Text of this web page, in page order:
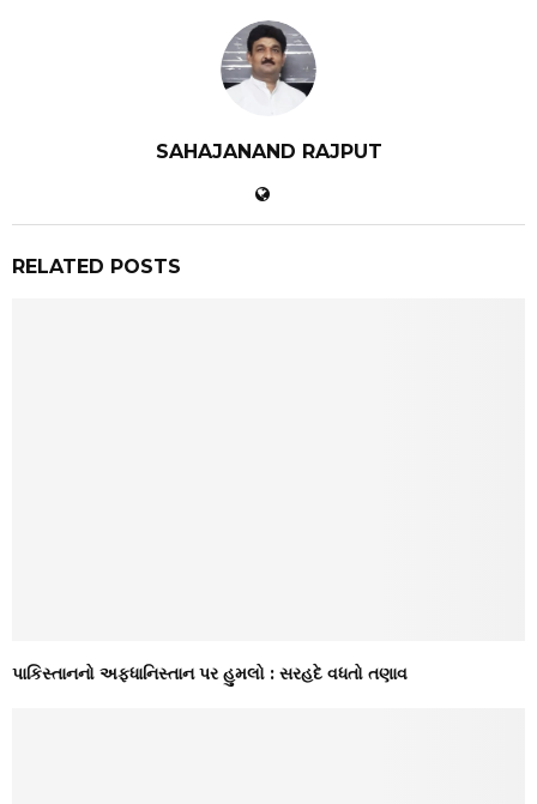
SAHAJANAND RAJPUT
RELATED POSTS
પાકિસ્તાનનો અફધાનિસ્તાન પર હુમલો : સરહદે વધતો તણાવ